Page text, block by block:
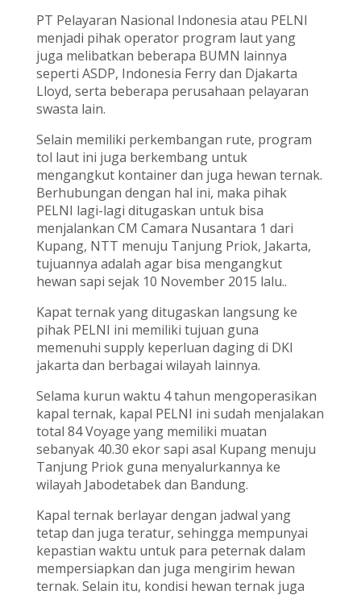
PT Pelayaran Nasional Indonesia atau PELNI
menjadi pihak operator program laut yang
juga melibatkan beberapa BUMN lainnya
seperti ASDP, Indonesia Ferry dan Djakarta
Lloyd, serta beberapa perusahaan pelayaran
swasta lain.
Selain memiliki perkembangan rute, program
tol laut ini juga berkembang untuk
mengangkut kontainer dan juga hewan ternak.
Berhubungan dengan hal ini, maka pihak
PELNI lagi-lagi ditugaskan untuk bisa
menjalankan CM Camara Nusantara 1 dari
Kupang, NTT menuju Tanjung Priok, Jakarta,
tujuannya adalah agar bisa mengangkut
hewan sapi sejak 10 November 2015 lalu..
Kapat ternak yang ditugaskan langsung ke
pihak PELNI ini memiliki tujuan guna
memenuhi supply keperluan daging di DKI
jakarta dan berbagai wilayah lainnya.
Selama kurun waktu 4 tahun mengoperasikan
kapal ternak, kapal PELNI ini sudah menjalakan
total 84 Voyage yang memiliki muatan
sebanyak 40.30 ekor sapi asal Kupang menuju
Tanjung Priok guna menyalurkannya ke
wilayah Jabodetabek dan Bandung.
Kapal ternak berlayar dengan jadwal yang
tetap dan juga teratur, sehingga mempunyai
kepastian waktu untuk para peternak dalam
mempersiapkan dan juga mengirim hewan
ternak. Selain itu, kondisi hewan ternak juga